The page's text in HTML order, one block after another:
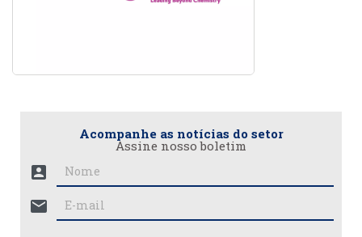
Acompanhe as notícias do setor
Assine nosso boletim
account_box
mail